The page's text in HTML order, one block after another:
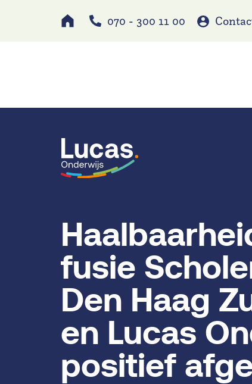
070 - 300 11 00
fusie
Den Haag
en Lucas
positief